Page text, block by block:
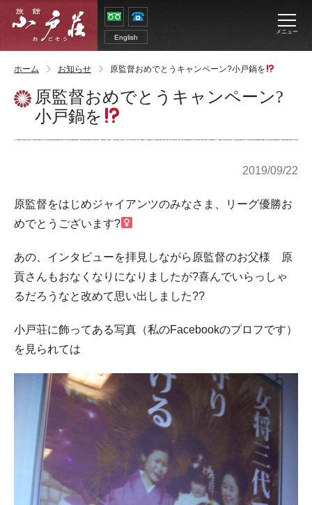
English
メニュー
ホーム お知らせ 原監督おめでとうキャンペーン?小戸鍋を
原監督おめでとうキャンペーン?
小戸鍋を
2019/09/22
原監督をはじめジャイアンツのみなさま、リーグ優勝お
めでとうございます?‍
あの、インタビューを拝見しながら原監督のお父様 原
貢さんもおなくなりになりましたが?喜んでいらっしゃ
るだろうなと改めて思い出しました??
小戸荘に飾ってある写真（私のFacebookのプロフです）
を見られては